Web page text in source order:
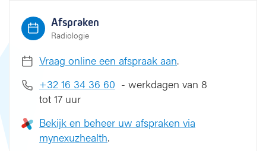
Afspraken
Radiologie
Vraag online een afspraak aan.
+32 16 34 36 60 - werkdagen van 8
tot 17 uur
Bekijk en beheer uw afspraken via
mynexuzhealth.